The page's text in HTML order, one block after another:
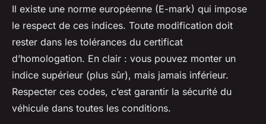
Il existe une norme européenne (E-mark) qui impose
le respect de ces indices. Toute modification doit
rester dans les tolérances du certificat
d’homologation. En clair : vous pouvez monter un
indice supérieur (plus sûr), mais jamais inférieur.
Respecter ces codes, c’est garantir la sécurité du
véhicule dans toutes les conditions.